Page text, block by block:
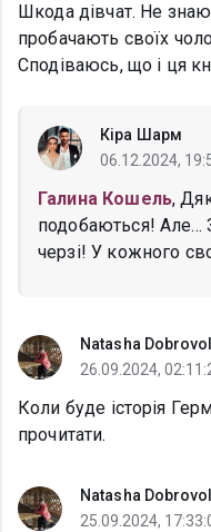
Шкода дівчат. Не
пробачають своїх
Сподіваюсь, що і ця
Кіра Шарм
06.12.2024,
Галина Кошель,
подобаються! Але...
черзі! У кожного
Natasha
26.09.2024,
Коли буде історія
прочитати.
Natasha
25.09.2024,